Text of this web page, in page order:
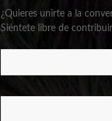
¿Quieres unirte a la
Siéntete libre de